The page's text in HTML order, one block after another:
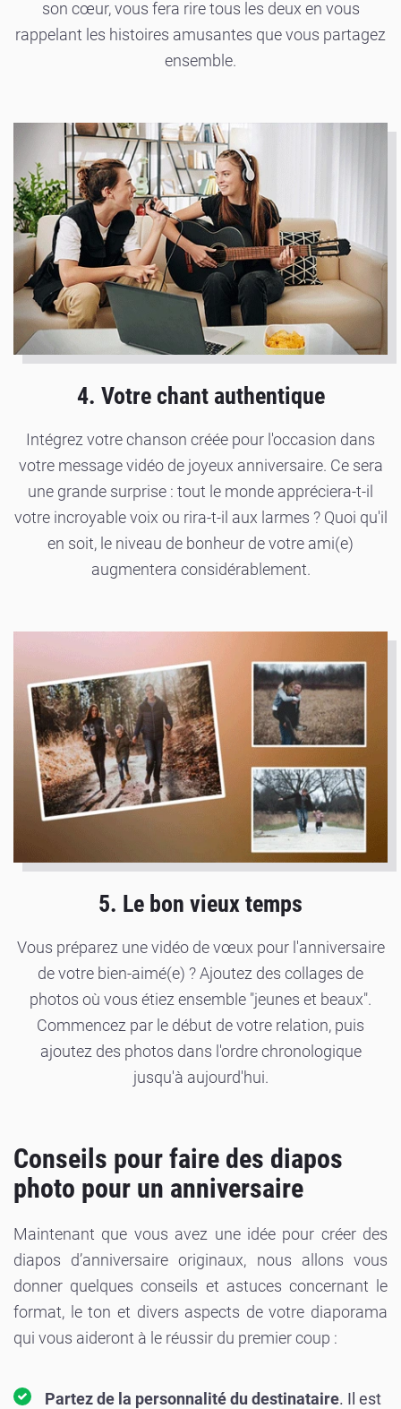
son cœur, vous fera rire tous les deux en vous
rappelant les histoires amusantes que vous partagez
ensemble.
4. Votre chant authentique
Intégrez votre chanson créée pour l'occasion dans
votre message vidéo de joyeux anniversaire. Ce sera
une grande surprise : tout le monde appréciera-t-il
votre incroyable voix ou rira-t-il aux larmes ? Quoi qu'il
en soit, le niveau de bonheur de votre ami(e)
augmentera considérablement.
5. Le bon vieux temps
Vous préparez une vidéo de vœux pour l'anniversaire
de votre bien-aimé(e) ? Ajoutez des collages de
photos où vous étiez ensemble "jeunes et beaux".
Commencez par le début de votre relation, puis
ajoutez des photos dans l'ordre chronologique
jusqu'à aujourd'hui.
Conseils pour faire des diapos
photo pour un anniversaire
Maintenant que vous avez une idée pour créer des
diapos d’anniversaire originaux, nous allons vous
donner quelques conseils et astuces concernant le
format, le ton et divers aspects de votre diaporama
qui vous aideront à le réussir du premier coup :
Partez de la personnalité du destinataire. Il est